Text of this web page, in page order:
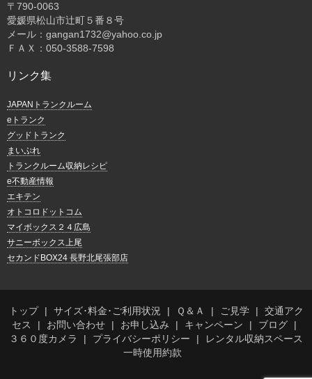
〒 790-0063
愛媛県松山市辻町５番８号
メール：gangan1732@yahoo.co.jp
ＦＡＸ：050-3588-7598
リンク集
JAPANトランクルーム
eトランク
グッドトランク
まいぷれ
トランクルーム収納レシピ
e不動産情報
エキテン
オトコロドットコム
マイボックス２４広島
サニーボックス上尾
セカンドBOX24 長野北尾張部店
トップ サイズ･料金･ご利用状況 Ｑ＆Ａ ご見学
交通アク
セス
お問い合わせ お申し込み キャンペーン
ブログ
３６０度カメラ
プライバシーポリシー
レンタル収納スペース
一時使用約款